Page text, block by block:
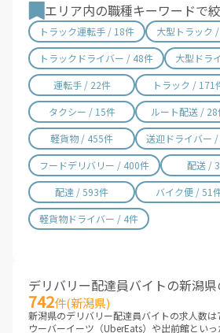
宮崎県 / 312件
鹿児島県 / 487
沖縄県 / 281件
エリア内の職種キーワードで
トラック運転手 / 18件
大型トラック
トラックドライバー / 48件
大型ドラ
運転手 / 22件
トラック / 171
タクシー / 15件
ルート配送 / 28
軽貨物 / 455件
送迎ドライバー
フードデリバリー / 400件
配送 /
配達 / 593件
バイク便 / 51
軽貨物ドライバー / 4件
デリバリー配達員バイトの新潟県
742件(新潟県)
新潟県のデリバリー配達員バイトの求人数は
ウーバーイーツ（UberEats）や出前館とい